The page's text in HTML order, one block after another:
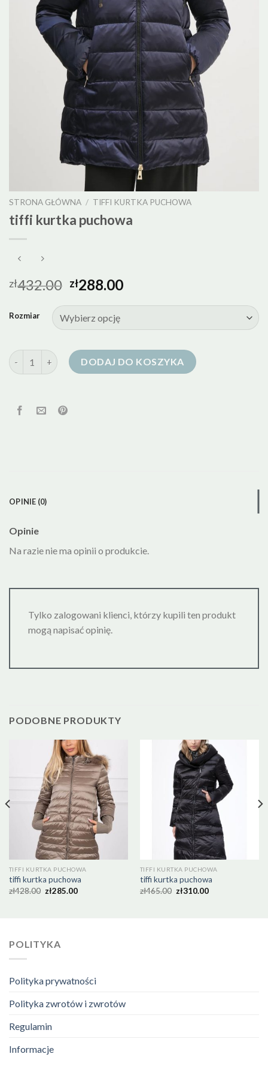
STRONA GŁÓWNA / TIFFI KURTKA PUCHOWA
tiffi kurtka puchowa
zł432.00 zł288.00
Rozmiar
ilość tiffi kurtka puchowaDODAJ DO KOSZYKA
OPINIE (0)
Opinie
Na razie nie ma opinii o produkcie.
Tylko zalogowani klienci, którzy kupili ten produkt
mogą napisać opinię.
PODOBNE PRODUKTY
TIFFI KURTKA PUCHOWA
tiffi kurtka puchowa
zł428.00 zł285.00
TIFFI KURTKA PUCHOWA
tiffi kurtka puchowa
zł465.00 zł310.00
POLITYKA
Polityka prywatności
Polityka zwrotów i zwrotów
Regulamin
Informacje